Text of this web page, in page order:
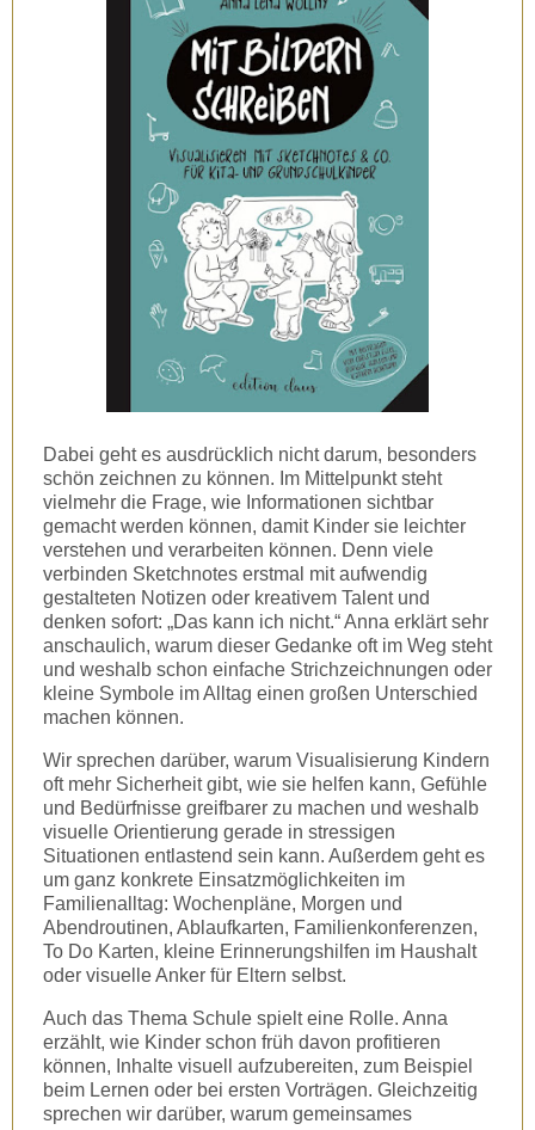
Dabei geht es ausdrücklich nicht darum, besonders
schön zeichnen zu können. Im Mittelpunkt steht
vielmehr die Frage, wie Informationen sichtbar
gemacht werden können, damit Kinder sie leichter
verstehen und verarbeiten können. Denn viele
verbinden Sketchnotes erstmal mit aufwendig
gestalteten Notizen oder kreativem Talent und
denken sofort: „Das kann ich nicht.“ Anna erklärt sehr
anschaulich, warum dieser Gedanke oft im Weg steht
und weshalb schon einfache Strichzeichnungen oder
kleine Symbole im Alltag einen großen Unterschied
machen können.
Wir sprechen darüber, warum Visualisierung Kindern
oft mehr Sicherheit gibt, wie sie helfen kann, Gefühle
und Bedürfnisse greifbarer zu machen und weshalb
visuelle Orientierung gerade in stressigen
Situationen entlastend sein kann. Außerdem geht es
um ganz konkrete Einsatzmöglichkeiten im
Familienalltag: Wochenpläne, Morgen und
Abendroutinen, Ablaufkarten, Familienkonferenzen,
To Do Karten, kleine Erinnerungshilfen im Haushalt
oder visuelle Anker für Eltern selbst.
Auch das Thema Schule spielt eine Rolle. Anna
erzählt, wie Kinder schon früh davon profitieren
können, Inhalte visuell aufzubereiten, zum Beispiel
beim Lernen oder bei ersten Vorträgen. Gleichzeitig
sprechen wir darüber, warum gemeinsames